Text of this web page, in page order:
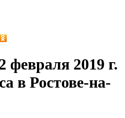
февраля 2019 г.
в Ростове-на-